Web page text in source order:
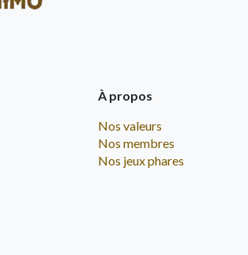
À propos
Nos valeurs
Nos membres
Nos jeux phares